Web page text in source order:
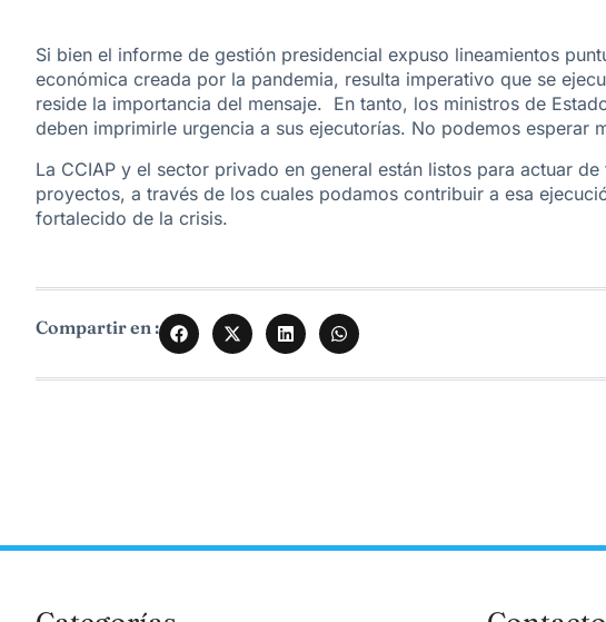
Si bien el informe de gestión presidencial expuso lineamientos
económica creada por la pandemia, resulta imperativo que se
reside la importancia del mensaje. En tanto, los ministros de
deben imprimirle urgencia a sus ejecutorías. No podemos esperar
La CCIAP y el sector privado en general están listos para actuar
proyectos, a través de los cuales podamos contribuir a esa
fortalecido de la crisis.
Compartir en :